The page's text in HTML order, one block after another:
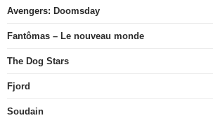
Avengers: Doomsday
Fantômas – Le nouveau monde
The Dog Stars
Fjord
Soudain